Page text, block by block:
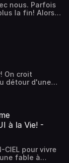
nous. Parfois
la fin! Alors y
de notre
du
utiliser
plus,
On croit
détour d'une
à
pas là où
savoir où
à la Vie! -
CIEL pour vivre
fable à